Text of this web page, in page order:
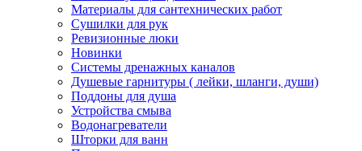
Материалы для сантехнических работ
Сушилки для рук
Ревизионные люки
Новинки
Системы дренажных каналов
Душевые гарнитуры ( лейки, шланги, души)
Поддоны для душа
Устройства смыва
Водонагреватели
Шторки для ванн